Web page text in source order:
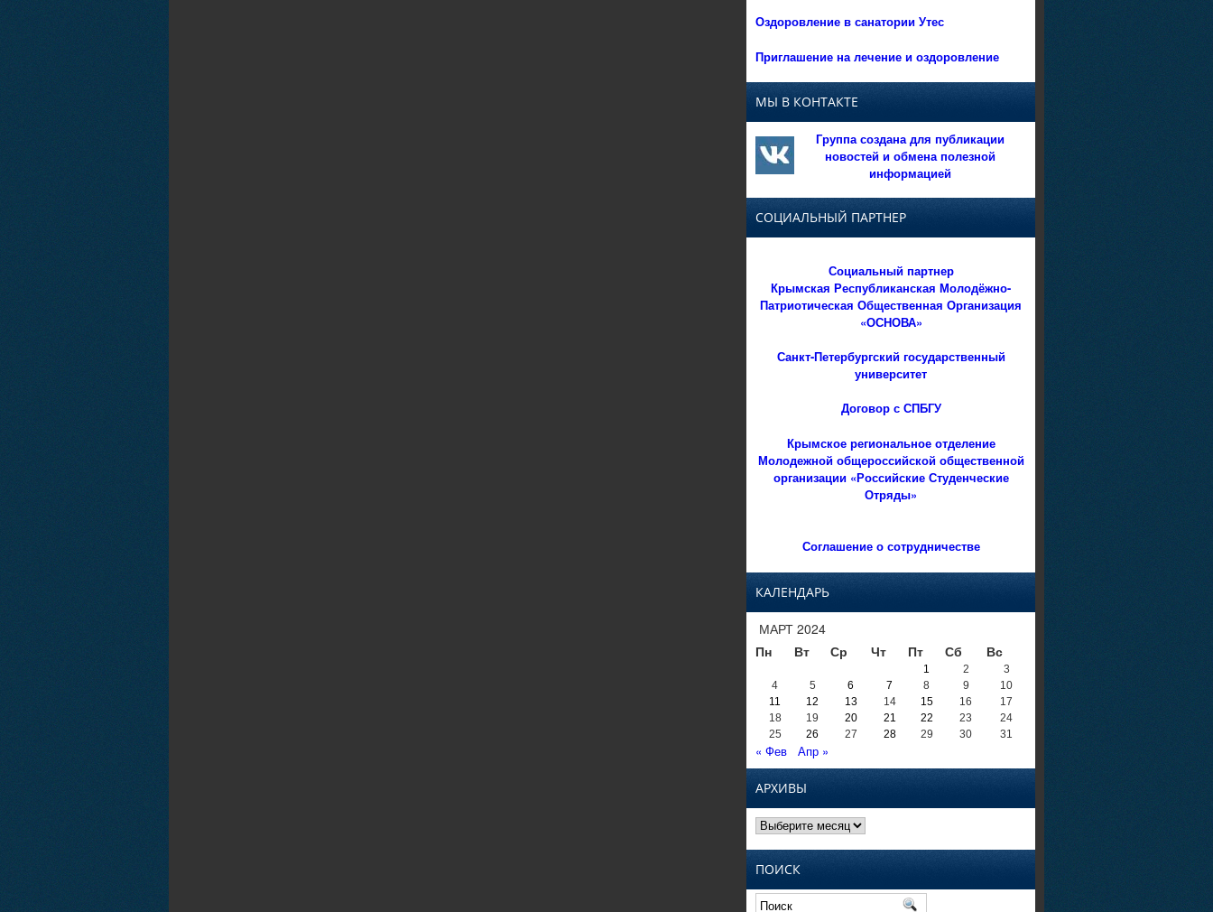
Оздоровление в санатории Утес
Приглашение на лечение и оздоровление
МЫ В КОНТАКТЕ
Группа создана для публикации
новостей и обмена полезной
информацией
СОЦИАЛЬНЫЙ ПАРТНЕР
Социальный партнер
Крымская Республиканская Молодёжно-
Патриотическая Общественная Организация
«ОСНОВА»
Санкт-Петербургский государственный
университет
Договор с СПБГУ
Крымское региональное отделение
Молодежной общероссийской общественной
организации «Российские Студенческие
Отряды»
Соглашение о сотрудничестве
КАЛЕНДАРЬ
МАРТ 2024
Пн
Вт Ср Чт Пт Сб Вс
1 2
3
4
5 6 7 8 9
10
11
12 13 14 15 16
17
18
19 20 21 22 23
24
25
26 27 28 29 30 31
« Фев Апр »
АРХИВЫ
Архивы
ПОИСК